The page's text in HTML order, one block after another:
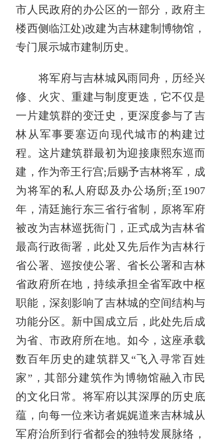
市人民政府的办公区的一部分，政府主
楼西侧临江处)改建为吉林建制博物馆，
专门展示城市建制历史。
将军府与吉林城风雨同舟，历经兴
修、火灾、重建与制度更迭，它不仅是
一片建筑群的变迁史，更深度参与了吉
林从军事要塞迈向现代城市的构建过
程。这片建筑群最初为迎接康熙东巡而
建，作为帝王行宫;后赐予吉林将军，成
为将军的私人府邸及办公场所;至1907
年，清廷施行东三省行省制，原将军府
被改为吉林巡抚衙门，正式成为吉林省
最高行政衙署，此处又先后作为吉林行
省公署、巡按使公署、省长公署和吉林
省政府所在地，持续承担全省军政中枢
职能，深刻影响了吉林城的空间结构与
功能分区。新中国成立后，此处先后成
为省、市政府所在地。如今，这座承载
数百年历史的建筑群又“飞入寻常百姓
家”，其部分建筑作为博物馆融入市民
的文化日常。将军府以其深厚的历史底
蕴，向每一位来访者娓娓道来吉林城从
军府治所到行省都会的独特发展脉络，